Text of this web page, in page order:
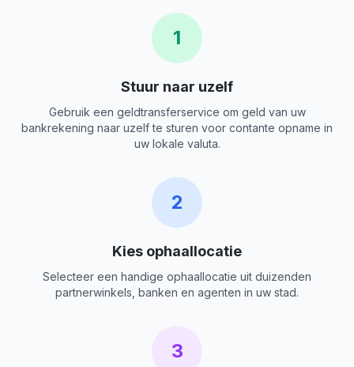
1
Stuur naar uzelf
Gebruik een geldtransferservice om geld van uw
bankrekening naar uzelf te sturen voor contante opname in
uw lokale valuta.
2
Kies ophaallocatie
Selecteer een handige ophaallocatie uit duizenden
partnerwinkels, banken en agenten in uw stad.
3